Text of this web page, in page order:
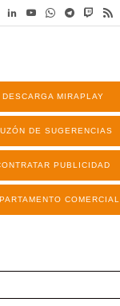
DESCARGA MIRAPLAY
DE SUGERENCIAS
PUBLICIDAD
COMERCIAL